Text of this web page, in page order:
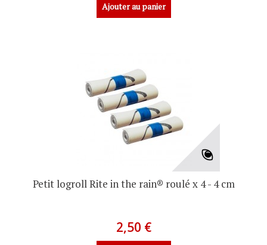
Ajouter au panier
Petit logroll Rite in the rain® roulé x 4 - 4 cm
2,50 €